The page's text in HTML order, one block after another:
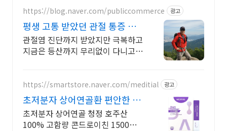
https://blog.naver.com/publiccommerce 광고
평생 고통 받았던 관절 통증 이
제는 극복했습니다.
관절염 진단까지 받았지만 극복하고
지금은 등산까지 무리없이 다니고
https://smartstore.naver.com/meditial 광고
초저분자 상어연골환 편안한 목
넘김, 식물첨가물X
초저분자 상어연골 청정 호주산
100% 고함량 콘드로이친 1500mg